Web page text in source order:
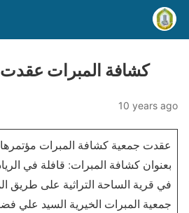
كشافة المبرات
10 years ago
عقدت جمعية كشافة المبرات
بعنوان كشافة المبرات: قافلة في
في قرية الساحة التراثية على طريق
جمعية المبرات الخيرية السيد علي